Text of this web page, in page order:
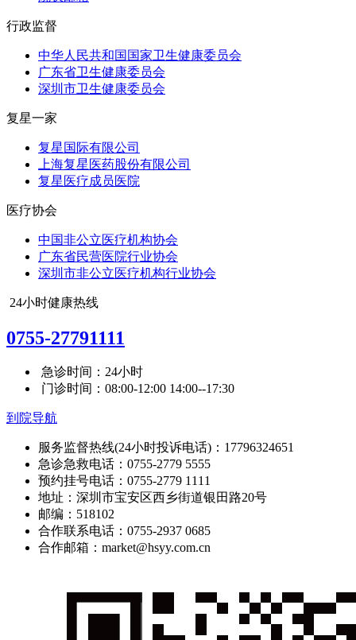
行政监督
中华人民共和国国家卫生健康委员会
广东省卫生健康委员会
深圳市卫生健康委员会
复星一家
复星国际有限公司
上海复星医药股份有限公司
复星医疗成员医院
医疗协会
中国非公立医疗机构协会
广东省民营医院行业协会
深圳市非公立医疗机构行业协会
24小时健康热线
0755-27791111
急诊时间：24小时
门诊时间：08:00-12:00 14:00--17:30
到院导航
服务监督热线(24小时投诉电话)：17796324651
急诊急救电话：0755-2779 5555
预约挂号电话：0755-2779 1111
地址：深圳市宝安区西乡街道银田路20号
邮编：518102
合作联系电话：0755-2937 0685
合作邮箱：market@hsyy.com.cn